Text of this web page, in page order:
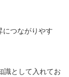
につながりやす
識として入れてお